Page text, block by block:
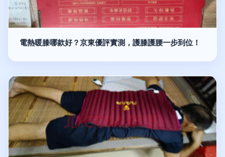
電熱暖膝哪款好？京東優評實測，護膝護腰一步到位！